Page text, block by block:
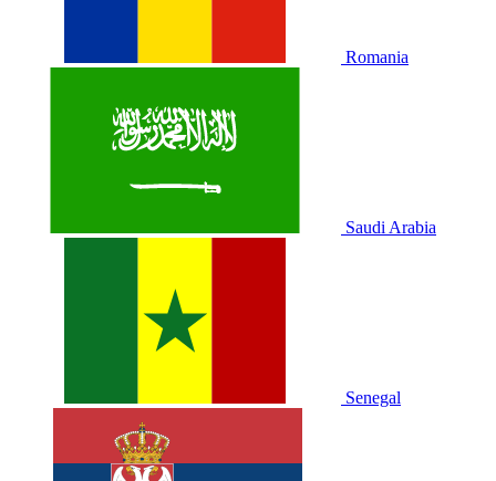
Romania
Saudi Arabia
Senegal